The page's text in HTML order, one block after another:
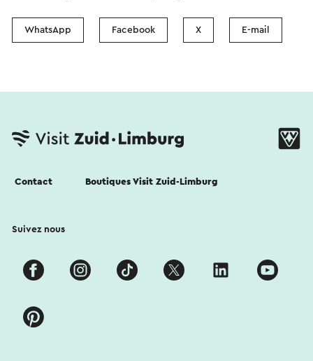
WhatsApp Facebook X E-mail
Contact Boutiques Visit Zuid-Limburg
Suivez nous